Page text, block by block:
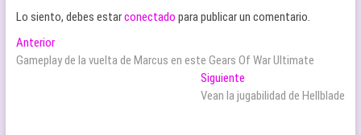
Lo siento, debes estarconectado para publicar un comentario.
Navegación
de
AnteriorEntrada
anterior:
Gameplay de la vuelta de Marcus en este Gears Of War Ultimate
Siguiente
siguiente:
Vean la jugabilidad de Hellblade